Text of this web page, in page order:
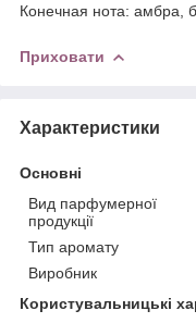
Конечная нота: амбра,
Приховати
Характеристики
Основні
Вид парфумерної
продукції
Тип аромату
Виробник
Користувальницькі